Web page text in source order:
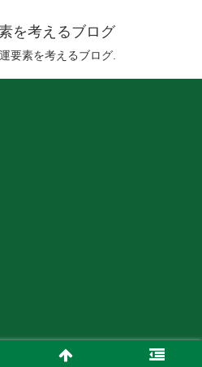
を考えるブログ
要素を考えるブログ.